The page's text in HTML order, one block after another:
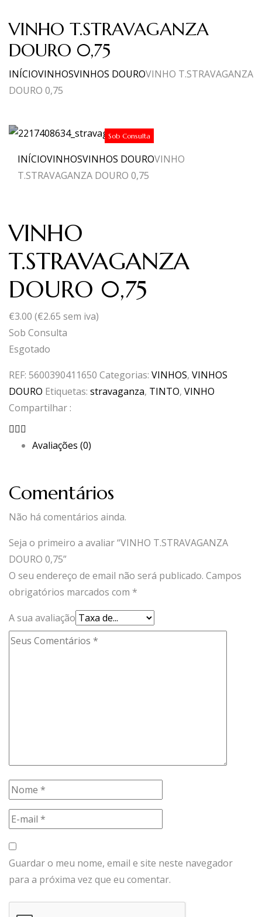
VINHO T.STRAVAGANZA
DOURO 0,75
INÍCIOVINHOSVINHOS DOUROVINHO T.STRAVAGANZA
DOURO 0,75
Sob Consulta
INÍCIOVINHOSVINHOS DOUROVINHO
T.STRAVAGANZA DOURO 0,75
VINHO
T.STRAVAGANZA
DOURO 0,75
€3.00 (€2.65 sem iva)
Sob Consulta
Esgotado
REF: 5600390411650 Categorias: VINHOS, VINHOS
DOURO Etiquetas: stravaganza, TINTO, VINHO
Compartilhar :
Avaliações (0)
Comentários
Não há comentários ainda.
Seja o primeiro a avaliar “VINHO T.STRAVAGANZA
DOURO 0,75”
O seu endereço de email não será publicado. Campos
obrigatórios marcados com *
A sua avaliação
Guardar o meu nome, email e site neste navegador
para a próxima vez que eu comentar.